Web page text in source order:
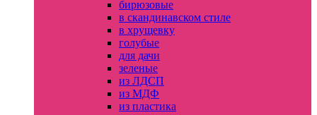
бирюзовые
в скандинавском стиле
в хрущевку
голубые
для дачи
зеленые
из ЛДСП
из МДФ
из пластика